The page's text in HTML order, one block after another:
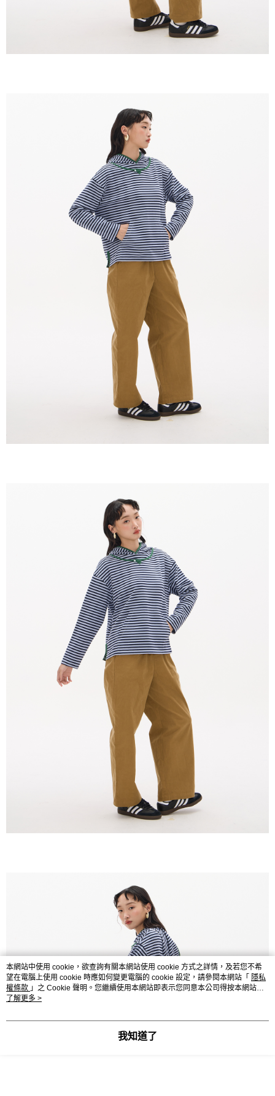
本網站中使用 cookie，欲查詢有關本網站使用 cookie 方式之詳情，及若您不希
望在電腦上使用 cookie 時應如何變更電腦的 cookie 設定，請參閱本網站「 隱私
權條款 」之 Cookie 聲明。您繼續使用本網站即表示您同意本公司得按本網站使
用條款之 Cookie 聲明使用 cookie。
了解更多 >
我知道了